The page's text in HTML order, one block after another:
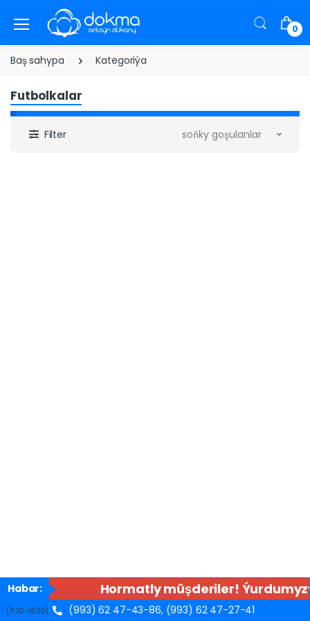
0
Baş sahypa Kategoriýa
Futbolkalar
Filter soňky goşulanlar
(9:30-18:30) (993) 62 47-43-86, (993) 62 47-27-41
Habar: Hormatly müşderiler!